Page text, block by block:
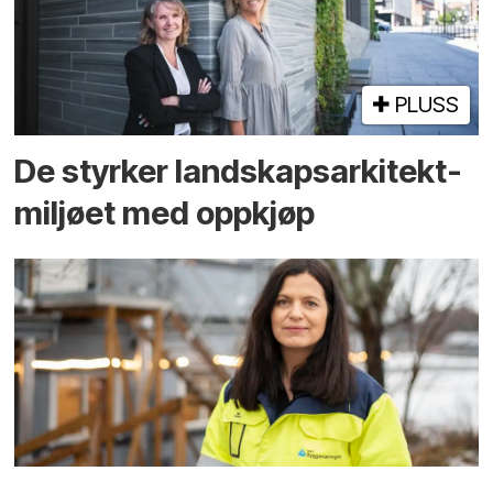
PLUSS
De styrker landskaps­arkitekt­
miljøet med oppkjøp